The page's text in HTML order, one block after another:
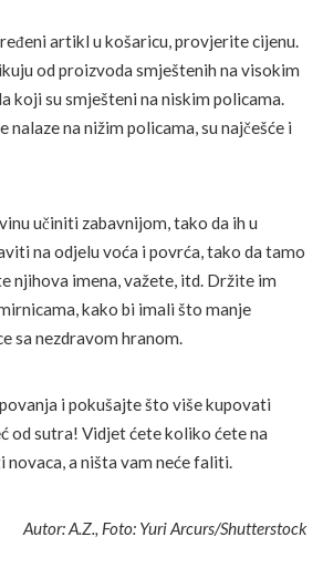
artikl u košaricu, provjerite cijenu.
od proizvoda smještenih na visokim
koji su smješteni na niskim policama.
nalaze na nižim policama, su najčešće i
učiniti zabavnijom, tako da ih u
na odjelu voća i povrća, tako da tamo
njihova imena, važete, itd. Držite im
kako bi imali što manje
sa nezdravom hranom.
i pokušajte što više kupovati
od sutra! Vidjet ćete koliko ćete na
novaca, a ništa vam neće faliti.
Autor: A.Z., Foto: Yuri Arcurs/Shutterstock